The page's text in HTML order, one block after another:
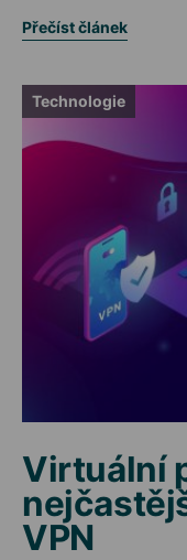
Přečíst článek
Technologie
Virtuální
VPN